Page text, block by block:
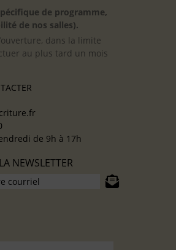
de programme,
de nos salles).
dans la limite
au plus tard un mois
de 9h à 17h
NEWSLETTER